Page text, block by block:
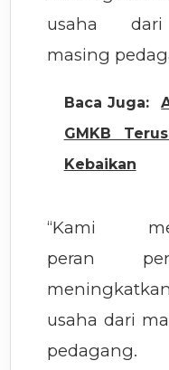
usaha
masing
Baca Juga:
GMKB
Kebaikan
“Kami
peran
usaha dari